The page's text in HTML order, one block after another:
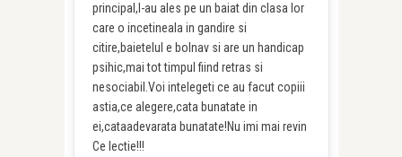
principal,l-au ales pe un baiat din clasa lor
care o incetineala in gandire si
citire,baietelul e bolnav si are un handicap
psihic,mai tot timpul fiind retras si
nesociabil.Voi intelegeti ce au facut copiii
astia,ce alegere,cata bunatate in
ei,cataadevarata bunatate!Nu imi mai revin
Ce lectie!!!